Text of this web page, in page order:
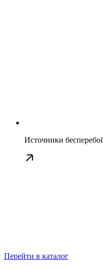
Источники
Перейти в каталог